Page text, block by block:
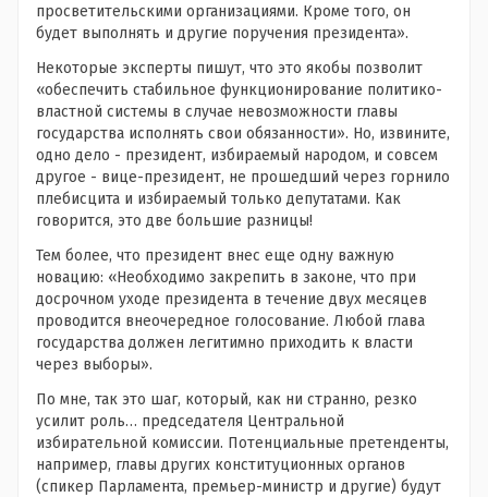
просветительскими организациями. Кроме того, он
будет выполнять и другие поручения президента».
Некоторые эксперты пишут, что это якобы позволит
«обеспечить стабильное функционирование политико-
властной системы в случае невозможности главы
государства исполнять свои обязанности». Но, извините,
одно дело - президент, избираемый народом, и совсем
другое - вице-президент, не прошедший через горнило
плебисцита и избираемый только депутатами. Как
говорится, это две большие разницы!
Тем более, что президент внес еще одну важную
новацию: «Необходимо закрепить в законе, что при
досрочном уходе президента в течение двух месяцев
проводится внеочередное голосование. Любой глава
государства должен легитимно приходить к власти
через выборы».
По мне, так это шаг, который, как ни странно, резко
усилит роль… председателя Центральной
избирательной комиссии. Потенциальные претенденты,
например, главы других конституционных органов
(спикер Парламента, премьер-министр и другие) будут